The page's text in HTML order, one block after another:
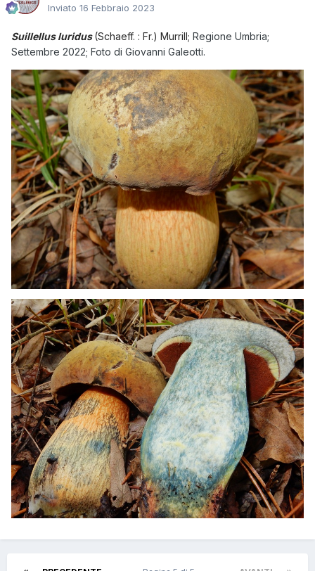
Inviato 16 Febbraio 2023
Suillellus luridus (Schaeff. : Fr.) Murrill; Regione Umbria;
Settembre 2022; Foto di Giovanni Galeotti.